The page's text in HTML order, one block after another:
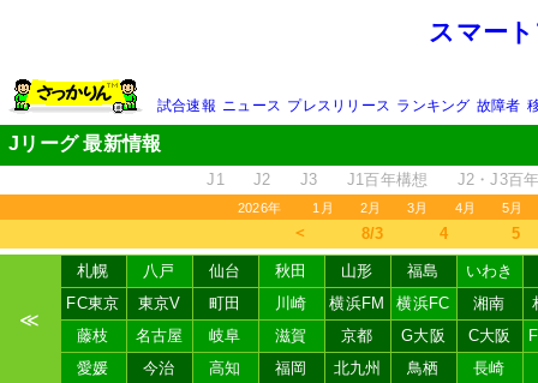
スマー
試合速報 ニュース プレスリリース ランキング 故障者
Jリーグ 最新情報
J1 J2 J3 J1百年構想 J2・J3百
2026年 1月 2月 3月 4月 5月
＜ 8/3 4 5
≪
札幌 八戸 仙台 秋田 山形 福島
いわき
FC東京
東京V 町田 川崎 横浜FM 横浜FC 湘南
藤枝
名古屋 岐阜 滋賀 京都 G大阪 C大阪
愛媛
今治 高知 福岡 北九州 鳥栖 長崎